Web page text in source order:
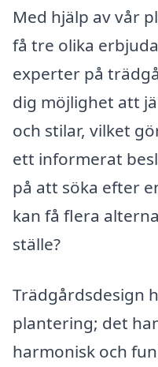
Med hjälp av vår
få tre olika
experter på
dig möjlighet att
och stilar, vilket
ett informerat
på att söka efter
kan få flera
ställe?
Trädgårdsdesign
plantering; det
harmonisk och